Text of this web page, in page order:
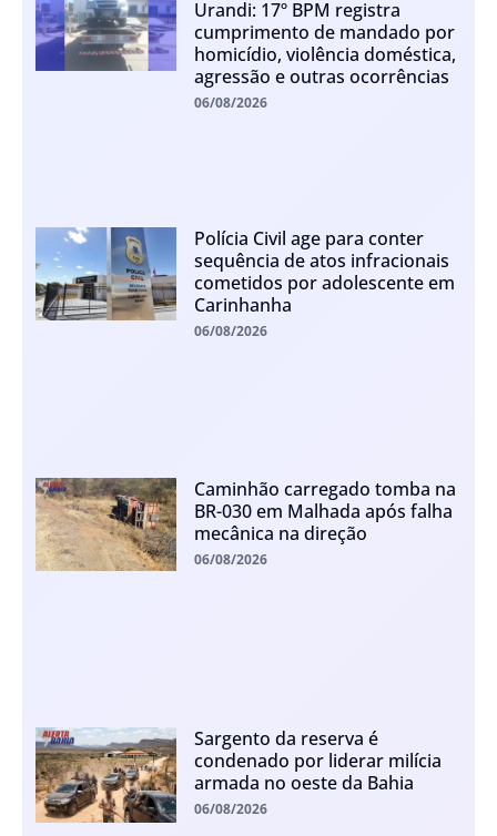
Urandi: 17º BPM registra
cumprimento de mandado por
homicídio, violência doméstica,
agressão e outras ocorrências
06/08/2026
Polícia Civil age para conter
sequência de atos infracionais
cometidos por adolescente em
Carinhanha
06/08/2026
Caminhão carregado tomba na
BR-030 em Malhada após falha
mecânica na direção
06/08/2026
Sargento da reserva é
condenado por liderar milícia
armada no oeste da Bahia
06/08/2026